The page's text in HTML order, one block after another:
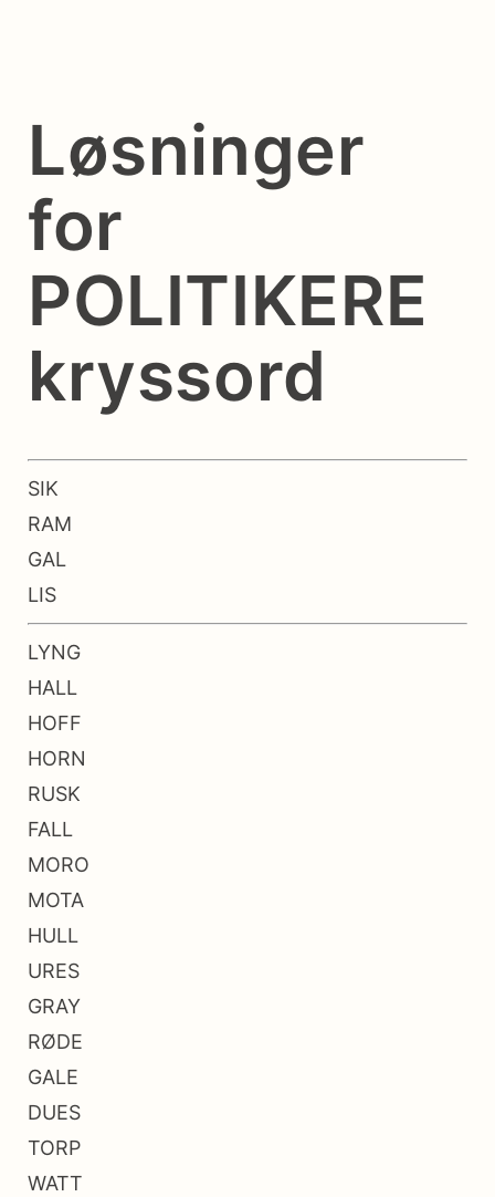
Løsninger
for
POLITIKERE
kryssord
SIK
RAM
GAL
LIS
LYNG
HALL
HOFF
HORN
RUSK
FALL
MORO
MOTA
HULL
URES
GRAY
RØDE
GALE
DUES
TORP
WATT